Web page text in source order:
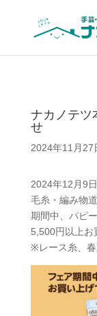
ナカノテ
せ
2024年11月27
2024年12 月9
毛糸・編み物
期間中、パピ
5,500円以上お
※レース糸、